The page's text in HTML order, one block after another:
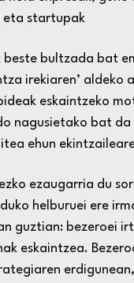
eta startupak
beste bultzada bat
irekiaren’ aldeko
eskaintzeko
nagusietako bat
ehun
ezaugarria du
helburuei ere
guztian: bezeroei
eskaintzea.